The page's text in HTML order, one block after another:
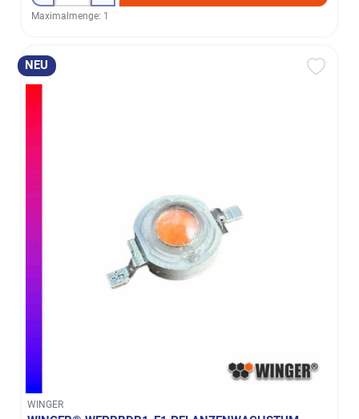
Maximalmenge: 1
NEU
WINGER